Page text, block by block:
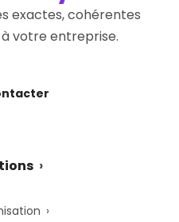
exactes, cohérentes
votre entreprise.